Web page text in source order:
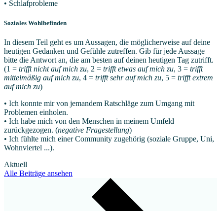
• Schlafprobleme
Soziales Wohlbefinden
In diesem Teil geht es um Aussagen, die möglicherweise auf deine
heutigen Gedanken und Gefühle zutreffen. Gib für jede Aussage
bitte die Antwort an, die am besten auf deinen heutigen Tag zutrifft.
(1 = trifft nicht auf mich zu, 2 = trifft etwas auf mich zu, 3 = trifft
mittelmäßig auf mich zu, 4 = trifft sehr auf mich zu, 5 = trifft extrem
auf mich zu)
• Ich konnte mir von jemandem Ratschläge zum Umgang mit
Problemen einholen.
• Ich habe mich von den Menschen in meinem Umfeld
zurückgezogen. (negative Fragestellung)
• Ich fühlte mich einer Community zugehörig (soziale Gruppe, Uni,
Wohnviertel ...).
Aktuell
Alle Beiträge ansehen